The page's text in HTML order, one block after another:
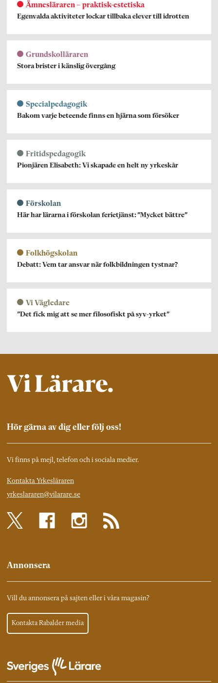
Ämnesläraren – praktisk-estetiska
Egenvalda aktiviteter lockar tillbaka elever till idrotten
Grundskolläraren
Stora brister i känslig övergång
Specialpedagogik
Bakom varje beteende finns en hjärna som försöker
Fritidspedagogik
Pionjären Elisabeth: Vi skapade en helt ny yrkeskår
Förskolan
Här har lärarna i förskolan ferietjänst: ”Mycket bättre”
Folkhögskolan
Debatt: Vem tar ansvar när folkbildningen tystnar?
Vi Vägledare
”Det fick mig att se mer filosofiskt på syv-yrket”
Hör gärna av dig eller följ oss!
Vi finns på mejl, telefon och i sociala medier.
Kontakta Yrkesläraren
yrkeslararen@vilarare.se
Annonsera
Vill du annonsera på sajten eller i våra magasin?
Kontakta Rabalder media